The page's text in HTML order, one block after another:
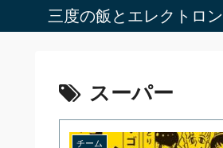
三度の飯とエレクトロン
スーパー
チーム